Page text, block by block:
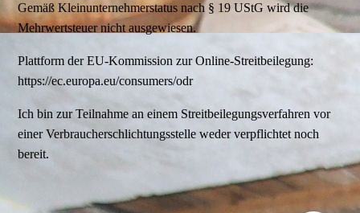
Gemäß Kleinunternehmerstatus nach § 19 UStG wird die
Mehrwertsteuer nicht ausgewiesen.
Plattform der EU-Kommission zur Online-Streitbeilegung:
https://ec.europa.eu/consumers/odr
Ich bin zur Teilnahme an einem Streitbeilegungsverfahren vor
einer Verbraucherschlichtungsstelle weder verpflichtet noch
bereit.